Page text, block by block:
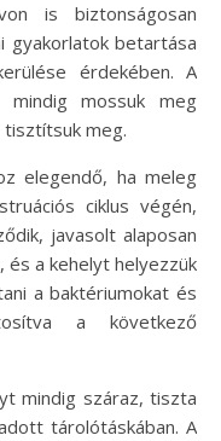
is biztonságosan
gyakorlatok betartása
érdekében. A
mossuk meg
tisztítsuk meg.
elegendő, ha meleg
ciklus végén,
javasolt alaposan
a kehelyt helyezzük
a baktériumokat és
a következő
mindig száraz, tiszta
tárolótáskában. A